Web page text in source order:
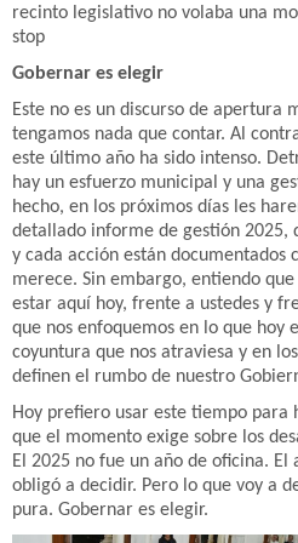
recinto legislativo no volaba una
stop
Gobernar es elegir
Este no es un discurso de apertura
tengamos nada que contar. Al
este último año ha sido intenso.
hay un esfuerzo municipal y una
hecho, en los próximos días les
detallado informe de gestión 2025,
y cada acción están documentados
merece. Sin embargo, entiendo
estar aquí hoy, frente a ustedes y
que nos enfoquemos en lo que hoy
coyuntura que nos atraviesa y en
definen el rumbo de nuestro
Hoy prefiero usar este tiempo para
que el momento exige sobre los
El 2025 no fue un año de oficina. El
obligó a decidir. Pero lo que voy a
pura. Gobernar es elegir.